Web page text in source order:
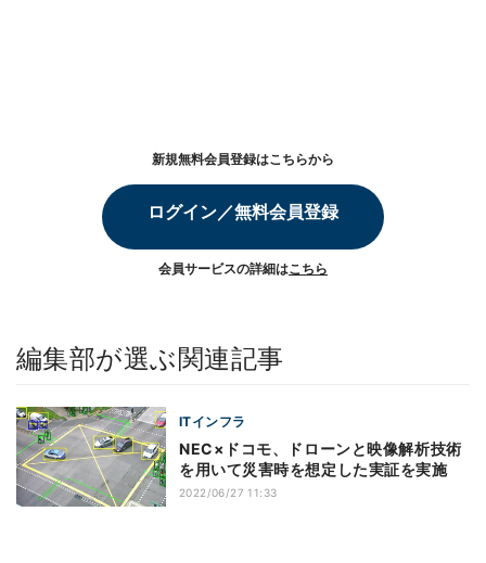
新規無料会員登録はこちらから
ログイン／無料会員登録
会員サービスの詳細はこちら
編集部が選ぶ関連記事
ITインフラ
NEC×ドコモ、ドローンと映像解析技術
を用いて災害時を想定した実証を実施
2022/06/27 11:33